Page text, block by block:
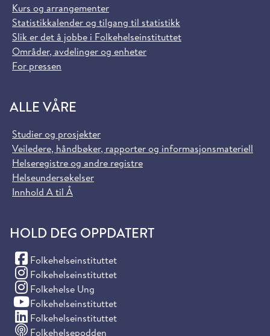
Kurs og arrangementer
Statistikkalender og tilgang til statistikk
Slik er det å jobbe i Folkehelseinstituttet
Områder, avdelinger og enheter
For pressen
ALLE VÅRE
Studier og prosjekter
Veiledere, håndbøker, rapporter og informasjonsmateriell
Helseregistre og andre registre
Helseundersøkelser
Innhold A til Å
HOLD DEG OPPDATERT
Folkehelseinstituttet
(Facebook)
Folkehelseinstituttet
(Instagram)
Folkehelse Ung
(Instagram)
Folkehelseinstituttet
(YouTube)
Folkehelseinstituttet
(LinkedIn)
Folkehelsepodden